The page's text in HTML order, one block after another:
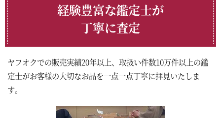
経験豊富な鑑定士が
丁寧に査定
ヤフオクでの販売実績20年以上、取扱い件数10万件以上の鑑
定士がお客様の大切なお品を一点一点丁寧に拝見いたしま
す。